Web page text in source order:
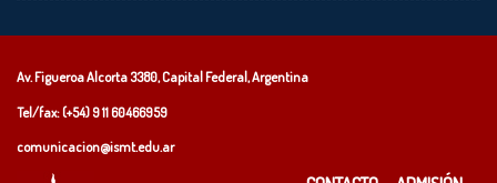
Av. Figueroa Alcorta 3380, Capital Federal, Argentina
Tel/fax: (+54)9 11 60466959
comunicacion@ismt.edu.ar